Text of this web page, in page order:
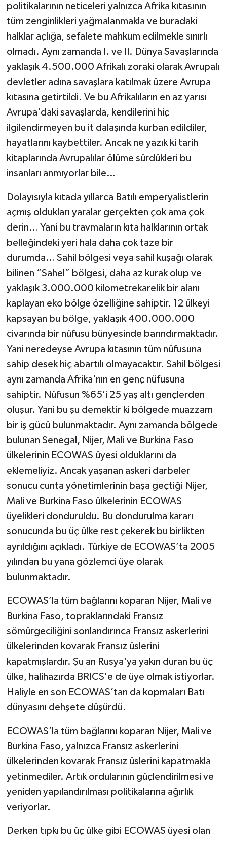
politikalarının neticeleri yalnızca Afrika kıtasının
tüm zenginlikleri yağmalanmakla ve buradaki
halklar açlığa, sefalete mahkum edilmekle sınırlı
olmadı. Aynı zamanda I. ve II. Dünya Savaşlarında
yaklaşık 4.500.000 Afrikalı zoraki olarak Avrupalı
devletler adına savaşlara katılmak üzere Avrupa
kıtasına getirtildi. Ve bu Afrikalıların en az yarısı
Avrupa'daki savaşlarda, kendilerini hiç
ilgilendirmeyen bu it dalaşında kurban edildiler,
hayatlarını kaybettiler. Ancak ne yazık ki tarih
kitaplarında Avrupalılar ölüme sürdükleri bu
insanları anmıyorlar bile…
Dolayısıyla kıtada yıllarca Batılı emperyalistlerin
açmış oldukları yaralar gerçekten çok ama çok
derin… Yani bu travmaların kıta halklarının ortak
belleğindeki yeri hala daha çok taze bir
durumda… Sahil bölgesi veya sahil kuşağı olarak
bilinen “Sahel” bölgesi, daha az kurak olup ve
yaklaşık 3.000.000 kilometrekarelik bir alanı
kaplayan eko bölge özelliğine sahiptir. 12 ülkeyi
kapsayan bu bölge, yaklaşık 400.000.000
civarında bir nüfusu bünyesinde barındırmaktadır.
Yani neredeyse Avrupa kıtasının tüm nüfusuna
sahip desek hiç abartılı olmayacaktır. Sahil bölgesi
aynı zamanda Afrika'nın en genç nüfusuna
sahiptir. Nüfusun %65’i 25 yaş altı gençlerden
oluşur. Yani bu şu demektir ki bölgede muazzam
bir iş gücü bulunmaktadır. Aynı zamanda bölgede
bulunan Senegal, Nijer, Mali ve Burkina Faso
ülkelerinin ECOWAS üyesi olduklarını da
eklemeliyiz. Ancak yaşanan askeri darbeler
sonucu cunta yönetimlerinin başa geçtiği Nijer,
Mali ve Burkina Faso ülkelerinin ECOWAS
üyelikleri donduruldu. Bu dondurulma kararı
sonucunda bu üç ülke rest çekerek bu birlikten
ayrıldığını açıkladı. Türkiye de ECOWAS’ta 2005
yılından bu yana gözlemci üye olarak
bulunmaktadır.
ECOWAS’la tüm bağlarını koparan Nijer, Mali ve
Burkina Faso, topraklarındaki Fransız
sömürgeciliğini sonlandırınca Fransız askerlerini
ülkelerinden kovarak Fransız üslerini
kapatmışlardır. Şu an Rusya'ya yakın duran bu üç
ülke, halihazırda BRICS'e de üye olmak istiyorlar.
Haliyle en son ECOWAS’tan da kopmaları Batı
dünyasını dehşete düşürdü.
ECOWAS’la tüm bağlarını koparan Nijer, Mali ve
Burkina Faso, yalnızca Fransız askerlerini
ülkelerinden kovarak Fransız üslerini kapatmakla
yetinmediler. Artık ordularının güçlendirilmesi ve
yeniden yapılandırılması politikalarına ağırlık
veriyorlar.
Derken tıpkı bu üç ülke gibi ECOWAS üyesi olan